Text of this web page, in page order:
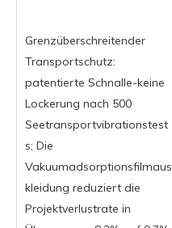
Grenzüberschreitender
Transportschutz:
patentierte Schnalle-keine
Lockerung nach 500
Seetransportvibrationstest
s; Die
Vakuumadsorptionsfilmaus
kleidung reduziert die
Projektverlustrate in